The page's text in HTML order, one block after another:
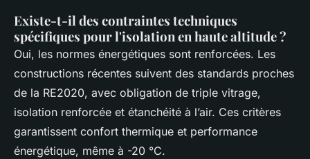
Existe-t-il des contraintes techniques
spécifiques pour l'isolation en haute altitude ?
Oui, les normes énergétiques sont renforcées. Les
constructions récentes suivent des standards proches
de la RE2020, avec obligation de triple vitrage,
isolation renforcée et étanchéité à l’air. Ces critères
garantissent confort thermique et performance
énergétique, même à -20 °C.